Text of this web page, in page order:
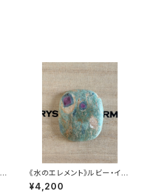
《水のエレメント》ルビー・イ
ン・フックサイトのルース
¥4,200